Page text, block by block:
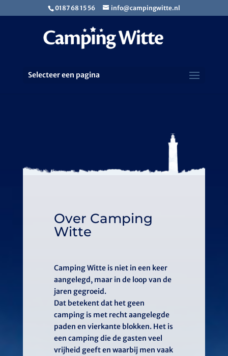
0187 68 15 56 info@campingwitte.nl
Selecteer een pagina
Over Camping
Witte
Camping Witte is niet in een keer
aangelegd, maar in de loop van de
jaren gegroeid.
Dat betekent dat het geen
camping is met recht aangelegde
paden en vierkante blokken. Het is
een camping die de gasten veel
vrijheid geeft en waarbij men vaak